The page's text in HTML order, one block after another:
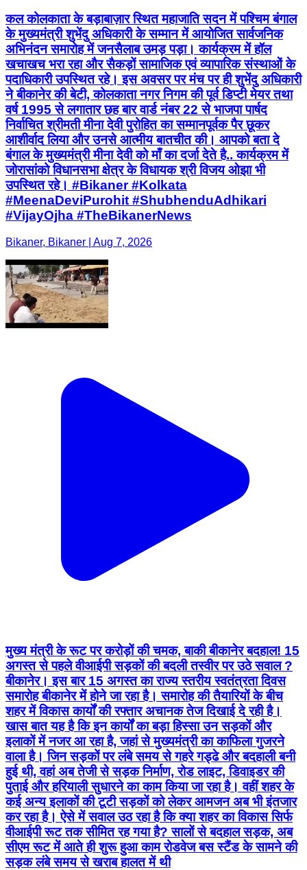
कल कोलकाता के बड़ाबाज़ार स्थित महाजाति सदन में पश्चिम बंगाल
के मुख्यमंत्री शुभेंदु अधिकारी के सम्मान में आयोजित सार्वजनिक
अभिनंदन समारोह में जनसैलाब उमड़ पड़ा। कार्यक्रम में हॉल
खचाखच भरा रहा और सैकड़ों सामाजिक एवं व्यापारिक संस्थाओं के
पदाधिकारी उपस्थित रहे। इस अवसर पर मंच पर ही शुभेंदु अधिकारी
ने बीकानेर की बेटी, कोलकाता नगर निगम की पूर्व डिप्टी मेयर तथा
वर्ष 1995 से लगातार छह बार वार्ड नंबर 22 से भाजपा पार्षद
निर्वाचित श्रीमती मीना देवी पुरोहित का सम्मानपूर्वक पैर छूकर
आशीर्वाद लिया और उनसे आत्मीय बातचीत की। आपको बता दे
बंगाल के मुख्यमंत्री मीना देवी को माँ का दर्जा देते है.. कार्यक्रम में
जोरासांको विधानसभा क्षेत्र के विधायक श्री विजय ओझा भी
उपस्थित रहे। #Bikaner #Kolkata
#MeenaDeviPurohit #ShubhenduAdhikari
#VijayOjha #TheBikanerNews
Bikaner, Bikaner | Aug 7, 2026
मुख्य मंत्री के रूट पर करोड़ों की चमक, बाकी बीकानेर बदहाल! 15
अगस्त से पहले वीआईपी सड़कों की बदली तस्वीर पर उठे सवाल ?
बीकानेर। इस बार 15 अगस्त का राज्य स्तरीय स्वतंत्रता दिवस
समारोह बीकानेर में होने जा रहा है। समारोह की तैयारियों के बीच
शहर में विकास कार्यों की रफ्तार अचानक तेज दिखाई दे रही है।
खास बात यह है कि इन कार्यों का बड़ा हिस्सा उन सड़कों और
इलाकों में नजर आ रहा है, जहां से मुख्यमंत्री का काफिला गुजरने
वाला है। जिन सड़कों पर लंबे समय से गहरे गड्ढे और बदहाली बनी
हुई थी, वहां अब तेजी से सड़क निर्माण, रोड लाइट, डिवाइडर की
पुताई और हरियाली सुधारने का काम किया जा रहा है। वहीं शहर के
कई अन्य इलाकों की टूटी सड़कों को लेकर आमजन अब भी इंतजार
कर रहा है। ऐसे में सवाल उठ रहा है कि क्या शहर का विकास सिर्फ
वीआईपी रूट तक सीमित रह गया है? सालों से बदहाल सड़क, अब
सीएम रूट में आते ही शुरू हुआ काम रोडवेज बस स्टैंड के सामने की
सड़क लंबे समय से खराब हालत में थी